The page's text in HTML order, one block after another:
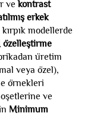
vekontrast
erkek
modellerde
özelleştirme
üretim
veya özel),
örnekleri
ve
Minimum